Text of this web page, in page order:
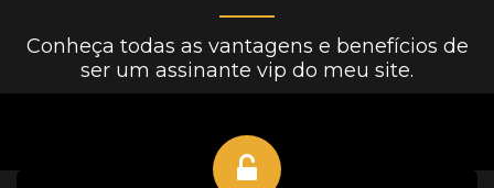
Conheça todas as vantagens e benefícios de
ser um assinante vip do meu site.